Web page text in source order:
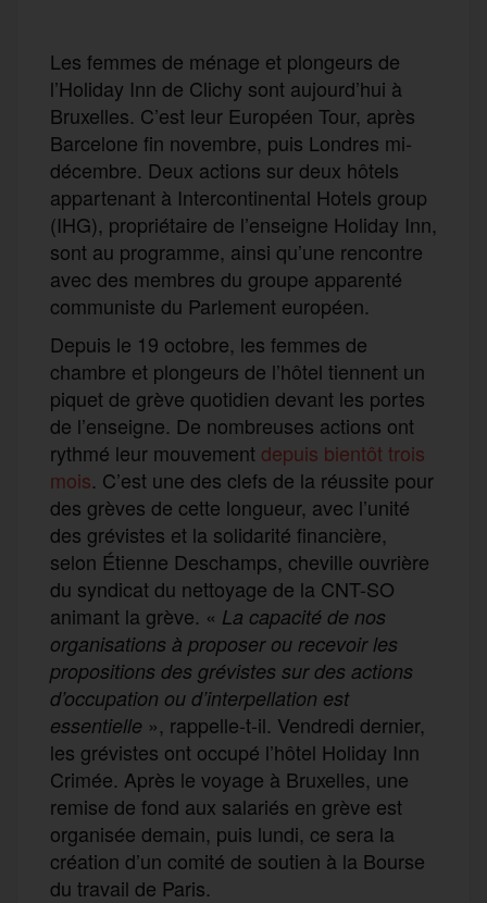
Les femmes de ménage et plongeurs de
l’Holiday Inn de Clichy sont aujourd’hui à
Bruxelles. C’est leur Européen Tour, après
Barcelone fin novembre, puis Londres mi-
décembre. Deux actions sur deux hôtels
appartenant à Intercontinental Hotels group
(IHG), propriétaire de l’enseigne Holiday Inn,
sont au programme, ainsi qu’une rencontre
avec des membres du groupe apparenté
communiste du Parlement européen.
Depuis le 19 octobre, les femmes de
chambre et plongeurs de l’hôtel tiennent un
piquet de grève quotidien devant les portes
de l’enseigne. De nombreuses actions ont
rythmé leur mouvement depuis bientôt trois
mois. C’est une des clefs de la réussite pour
des grèves de cette longueur, avec l’unité
des grévistes et la solidarité financière,
selon Étienne Deschamps, cheville ouvrière
du syndicat du nettoyage de la CNT-SO
animant la grève. « La capacité de nos
organisations à proposer ou recevoir les
propositions des grévistes sur des actions
d’occupation ou d’interpellation est
essentielle », rappelle-t-il. Vendredi dernier,
les grévistes ont occupé l’hôtel Holiday Inn
Crimée. Après le voyage à Bruxelles, une
remise de fond aux salariés en grève est
organisée demain, puis lundi, ce sera la
création d’un comité de soutien à la Bourse
du travail de Paris.